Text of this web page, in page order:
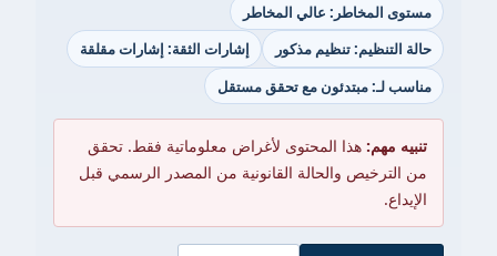
مستوى المخاطر: عالي المخاطر
حالة التنظيم: تنظيم مذكور
إشارات الثقة: إشارات مقلقة
مناسب لـ: مبتدئون مع تحقق مستقل
تنبيه مهم: هذا المحتوى لأغراض معلوماتية فقط. تحقق
من الترخيص والحالة القانونية من المصدر الرسمي قبل
الإيداع.